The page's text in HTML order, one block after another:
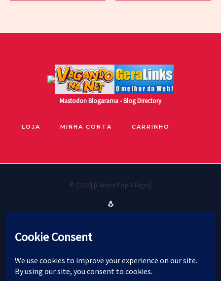
MastodonBlogarama - Blog Directory
LOJA MINHA CONTA CARRINHO
© [2024] [Cultura Pop A Rigor]
🐧
Cookie Policy